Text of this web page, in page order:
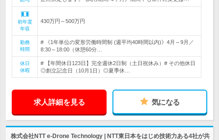
初年度
年収
430万円～500万円
勤務
時間
# 《1年単位の変形労働時間制 (週平均40時間以内)》4月～9月／
8:30～18:00（休憩60分…
休日
休暇
# 【年間休日123日】完全週休2日制（土日祝休み）# その他休日
◎創立記念日（10月1日）◎夏季休…
求人詳細を見る 気になる
株式会社NTT e-Drone Technology | NTT東日本をはじめ技術力ある4社が共